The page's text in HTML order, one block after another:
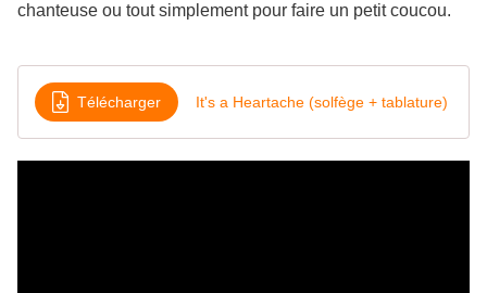
chanteuse ou tout simplement pour faire un petit coucou.
Télécharger It's a Heartache (solfège + tablature)